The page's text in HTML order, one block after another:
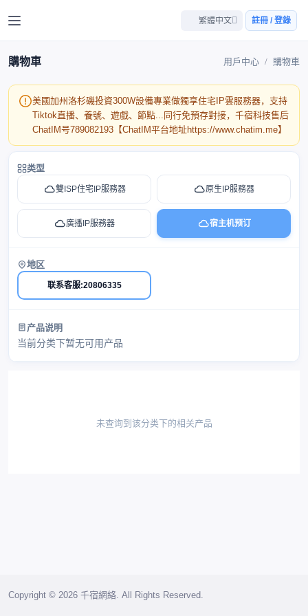
繁體中文 註冊 / 登錄
購物車 用戶中心 購物車
美國加州洛杉磯投資300W設備專業做獨享住宅IP雲服務器，支持
Tiktok直播、養號、遊戲、節點...同行免預存對接，千宿科技售后
ChatIM号789082193【ChatIM平台地址https://www.chatim.me】
类型
雙ISP住宅IP服務器 原生IP服務器
廣播IP服務器 宿主机预订
地区
联系客服:20806335
产品说明
当前分类下暂无可用产品
未查询到该分类下的相关产品
Copyright © 2026 千宿網絡. All Rights Reserved.